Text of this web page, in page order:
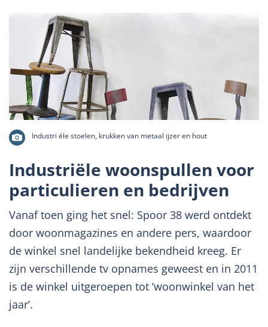
Industri éle stoelen, krukken van metaal ijzer en hout
Industriële woonspullen voor
particulieren en bedrijven
Vanaf toen ging het snel: Spoor 38 werd ontdekt
door woonmagazines en andere pers, waardoor
de winkel snel landelijke bekendheid kreeg. Er
zijn verschillende tv opnames geweest en in 2011
is de winkel uitgeroepen tot ‘woonwinkel van het
jaar’.